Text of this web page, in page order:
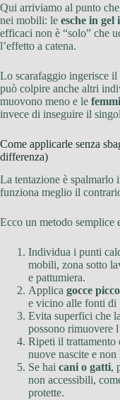
Qui arriviamo al punto
nei mobili: le esche in gel
efficaci non è “solo” che
l’effetto a catena.
Lo scarafaggio ingerisce
può colpire anche altri
muovono meno e le
invece di inseguire il
Come applicarle senza
differenza)
La tentazione è spalmarlo
funziona meglio il
Ecco un metodo semplice
Individua i punti
mobili, zona sotto
e pattumiera.
Applica gocce
e vicino alle fonti di
Evita superfici che
possono rimuovere
Ripeti il trattamento
nuove nascite e
Se hai cani o gatti,
non accessibili,
protette.